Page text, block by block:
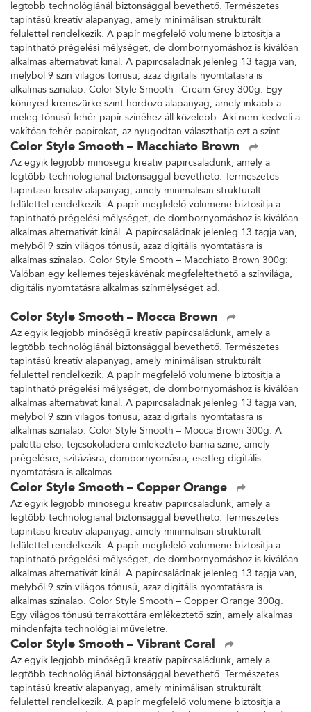
legtöbb technológiánál biztonsággal bevethető. Természetes
tapintású kreatív alapanyag, amely minimálisan strukturált
felülettel rendelkezik. A papír megfelelő volumene biztosítja a
tapintható prégelési mélységet, de dombornyomáshoz is kiválóan
alkalmas alternatívát kínál. A papírcsaládnak jelenleg 13 tagja van,
melyből 9 szín világos tónusú, azaz digitális nyomtatásra is
alkalmas színalap. Color Style Smooth– Cream Grey 300g: Egy
könnyed krémszürke színt hordozó alapanyag, amely inkább a
meleg tónusú fehér papír színéhez áll közelebb. Aki nem kedveli a
vakítóan fehér papírokat, az nyugodtan választhatja ezt a színt.
Color Style Smooth – Macchiato Brown
Az egyik legjobb minőségű kreatív papírcsaládunk, amely a
legtöbb technológiánál biztonsággal bevethető. Természetes
tapintású kreatív alapanyag, amely minimálisan strukturált
felülettel rendelkezik. A papír megfelelő volumene biztosítja a
tapintható prégelési mélységet, de dombornyomáshoz is kiválóan
alkalmas alternatívát kínál. A papírcsaládnak jelenleg 13 tagja van,
melyből 9 szín világos tónusú, azaz digitális nyomtatásra is
alkalmas színalap. Color Style Smooth – Macchiato Brown 300g:
Valóban egy kellemes tejeskávénak megfeleltethető a színvilága,
digitális nyomtatásra alkalmas színmélységet ad.
Color Style Smooth – Mocca Brown
Az egyik legjobb minőségű kreatív papírcsaládunk, amely a
legtöbb technológiánál biztonsággal bevethető. Természetes
tapintású kreatív alapanyag, amely minimálisan strukturált
felülettel rendelkezik. A papír megfelelő volumene biztosítja a
tapintható prégelési mélységet, de dombornyomáshoz is kiválóan
alkalmas alternatívát kínál. A papírcsaládnak jelenleg 13 tagja van,
melyből 9 szín világos tónusú, azaz digitális nyomtatásra is
alkalmas színalap. Color Style Smooth – Mocca Brown 300g. A
paletta első, tejcsokoládéra emlékeztető barna színe, amely
prégelésre, szitázásra, dombornyomásra, esetleg digitális
nyomtatásra is alkalmas.
Color Style Smooth – Copper Orange
Az egyik legjobb minőségű kreatív papírcsaládunk, amely a
legtöbb technológiánál biztonsággal bevethető. Természetes
tapintású kreatív alapanyag, amely minimálisan strukturált
felülettel rendelkezik. A papír megfelelő volumene biztosítja a
tapintható prégelési mélységet, de dombornyomáshoz is kiválóan
alkalmas alternatívát kínál. A papírcsaládnak jelenleg 13 tagja van,
melyből 9 szín világos tónusú, azaz digitális nyomtatásra is
alkalmas színalap. Color Style Smooth – Copper Orange 300g.
Egy világos tónusú terrakottára emlékeztető szín, amely alkalmas
mindenfajta technológiai műveletre.
Color Style Smooth – Vibrant Coral
Az egyik legjobb minőségű kreatív papírcsaládunk, amely a
legtöbb technológiánál biztonsággal bevethető. Természetes
tapintású kreatív alapanyag, amely minimálisan strukturált
felülettel rendelkezik. A papír megfelelő volumene biztosítja a